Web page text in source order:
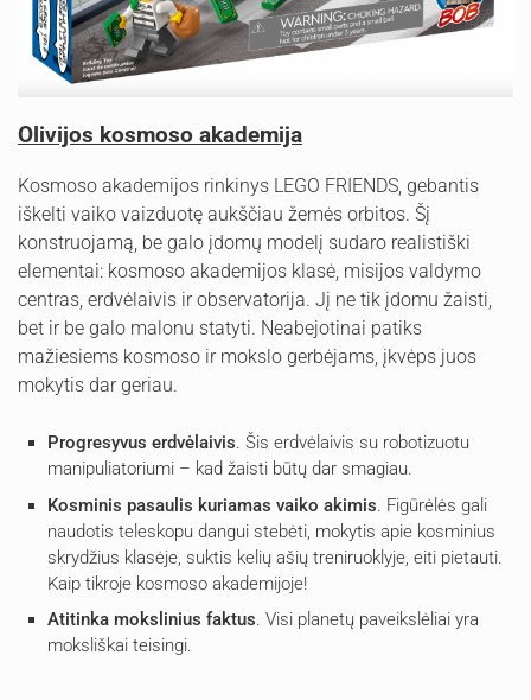
Olivijos kosmoso akademija
Kosmoso akademijos rinkinys LEGO FRIENDS, gebantis
iškelti vaiko vaizduotę aukščiau žemės orbitos. Šį
konstruojamą, be galo įdomų modelį sudaro realistiški
elementai: kosmoso akademijos klasė, misijos valdymo
centras, erdvėlaivis ir observatorija. Jį ne tik įdomu žaisti,
bet ir be galo malonu statyti. Neabejotinai patiks
mažiesiems kosmoso ir mokslo gerbėjams, įkvėps juos
mokytis dar geriau.
Progresyvus erdvėlaivis. Šis erdvėlaivis su robotizuotu
manipuliatoriumi – kad žaisti būtų dar smagiau.
Kosminis pasaulis kuriamas vaiko akimis . Figūrėlės gali
naudotis teleskopu dangui stebėti, mokytis apie kosminius
skrydžius klasėje, suktis kelių ašių treniruoklyje, eiti pietauti.
Kaip tikroje kosmoso akademijoje!
Atitinka mokslinius faktus. Visi planetų paveikslėliai yra
moksliškai teisingi.